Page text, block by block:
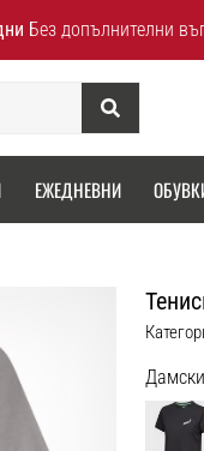
Без допълнителни
Търсене
ЕЖЕДНЕВНИ